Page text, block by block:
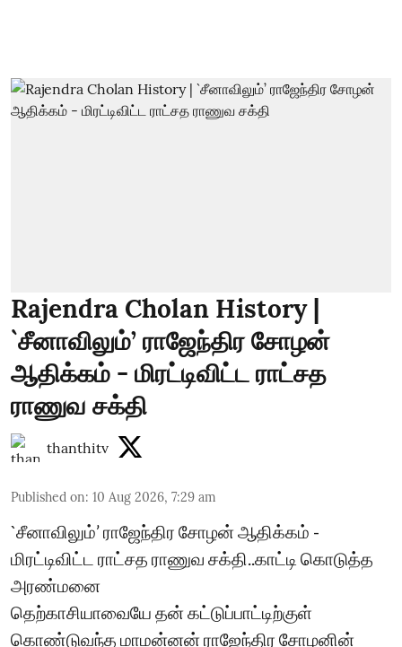
Rajendra Cholan History |
`சீனாவிலும்’ ராஜேந்திர சோழன்
ஆதிக்கம் - மிரட்டிவிட்ட ராட்சத
ராணுவ சக்தி
thanthitv
Published on: 10 Aug 2026, 7:29 am
`சீனாவிலும்’ ராஜேந்திர சோழன் ஆதிக்கம் -
மிரட்டிவிட்ட ராட்சத ராணுவ சக்தி..காட்டி கொடுத்த
அரண்மனை
தெற்காசியாவையே தன் கட்டுப்பாட்டிற்குள்
கொண்டுவந்த மாமன்னன் ராஜேந்திர சோழனின்